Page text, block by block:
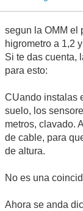
segun la OMM el
higrometro a 1,2
Si te das cuenta,
para esto:
CUando instalas
suelo, los
metros, clavado.
de cable, para
de altura.
No es una
Ahora se anda